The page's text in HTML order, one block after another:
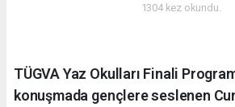
1304 kez okundu.
TÜGVA Yaz Okulları Finali
konuşmada gençlere seslenen